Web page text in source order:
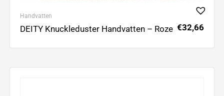
Handvatten
DEITY Knuckleduster Handvatten – Roze €32,66